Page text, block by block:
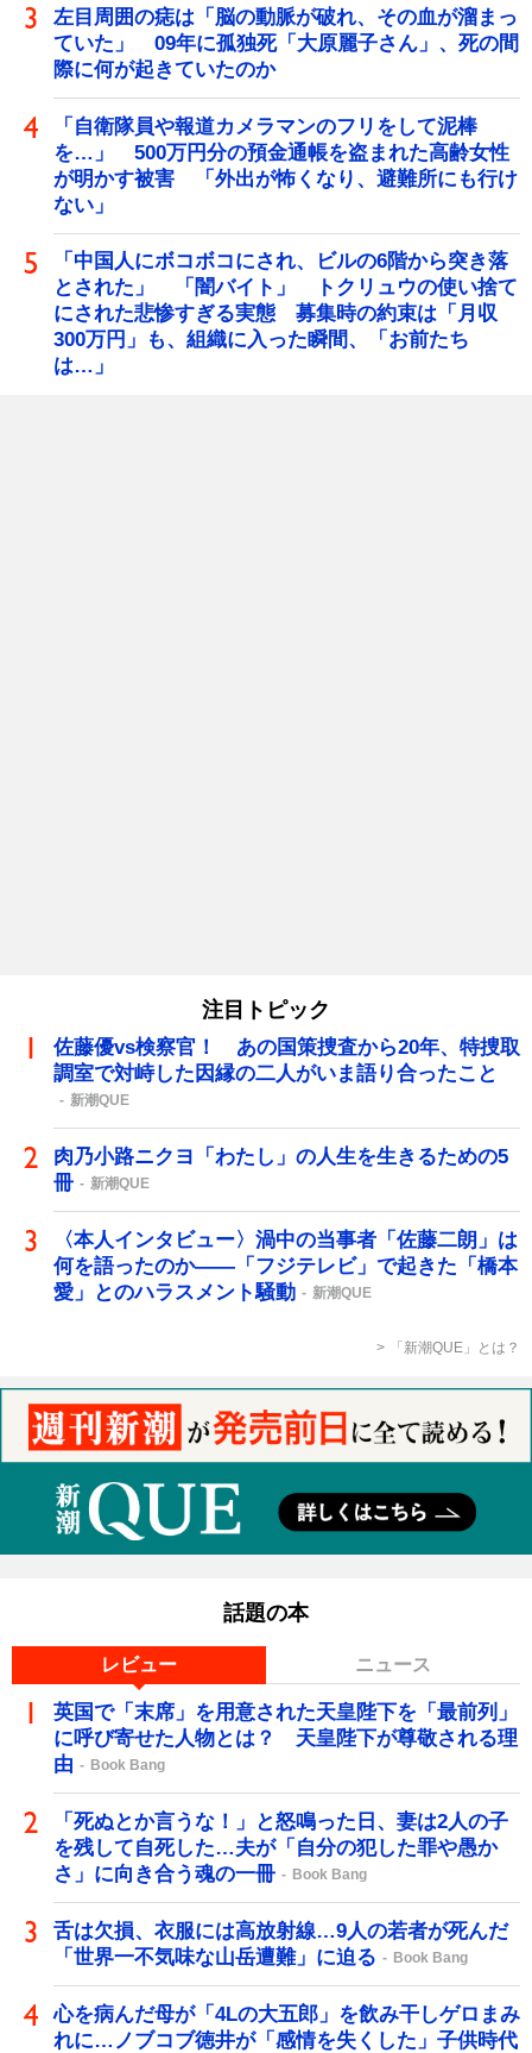
左目周囲の痣は「脳の動脈が破れ、その血が溜まっ
ていた」 09年に孤独死「大原麗子さん」、死の間
際に何が起きていたのか
「自衛隊員や報道カメラマンのフリをして泥棒
を…」 500万円分の預金通帳を盗まれた高齢女性
が明かす被害 「外出が怖くなり、避難所にも行け
ない」
「中国人にボコボコにされ、ビルの6階から突き落
とされた」 「闇バイト」 トクリュウの使い捨て
にされた悲惨すぎる実態 募集時の約束は「月収
300万円」も、組織に入った瞬間、「お前たち
は…」
注目トピック
佐藤優vs検察官！ あの国策捜査から20年、特捜取
調室で対峙した因縁の二人がいま語り合ったこと
新潮QUE
肉乃小路ニクヨ「わたし」の人生を生きるための5
冊
新潮QUE
〈本人インタビュー〉渦中の当事者「佐藤二朗」は
何を語ったのか――「フジテレビ」で起きた「橋本
愛」とのハラスメント騒動
新潮QUE
「新潮QUE」とは？
話題の本
レビュー ニュース
英国で「末席」を用意された天皇陛下を「最前列」
に呼び寄せた人物とは？ 天皇陛下が尊敬される理
由
Book Bang
「死ぬとか言うな！」と怒鳴った日、妻は2人の子
を残して自死した…夫が「自分の犯した罪や愚か
さ」に向き合う魂の一冊
Book Bang
舌は欠損、衣服には高放射線…9人の若者が死んだ
「世界一不気味な山岳遭難」に迫る
Book Bang
心を病んだ母が「4Lの大五郎」を飲み干しゲロまみ
れに…ノブコブ徳井が「感情を失くした」子供時代